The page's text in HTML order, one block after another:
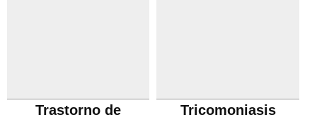
Trastorno de
Tricomoniasis